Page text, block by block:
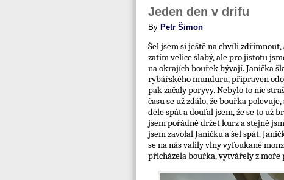
Jeden den v drifu
By Petr Šimon
Šel jsem si ještě na chvíli
zatím velice slabý, ale pro jistotu
na okrajích bouřek bývají. Janička
rybářského munduru, připraven
pak začaly poryvy. Nebylo to nic
času se už zdálo, že bouřka
déle spát a doufal jsem, že se to už
jsem pořádně držet kurz a stejně
jsem zavolal Janičku a šel spát.
se na nás valily vlny vyfoukané
přicházela bouřka, vytvářely z moře